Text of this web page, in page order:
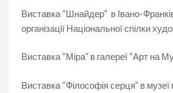
Виставка “Шнайдер” в Івано-
організації Національної спілки
Виставка “Міра” в галереї “Арт на
Виставка “Філософія серця” в